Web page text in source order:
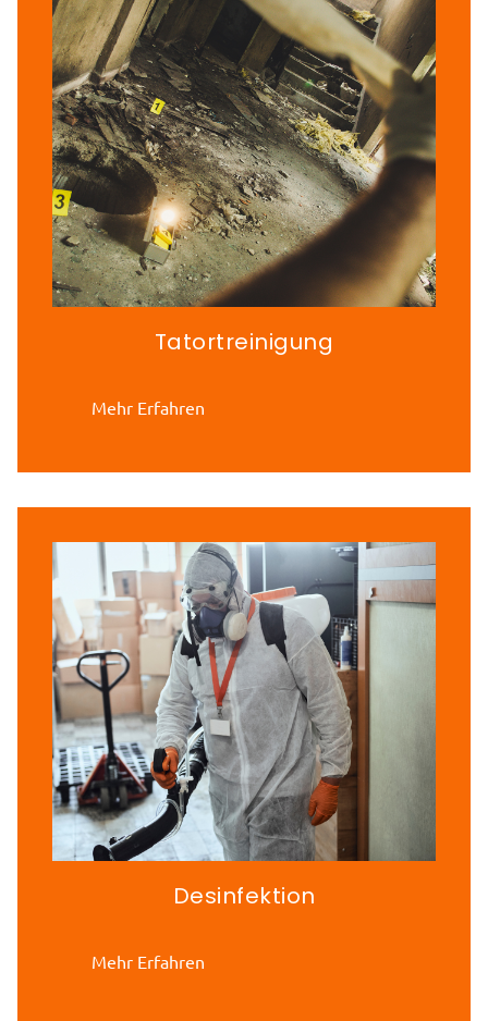
Tatortreinigung
Mehr Erfahren
Desinfektion
Mehr Erfahren